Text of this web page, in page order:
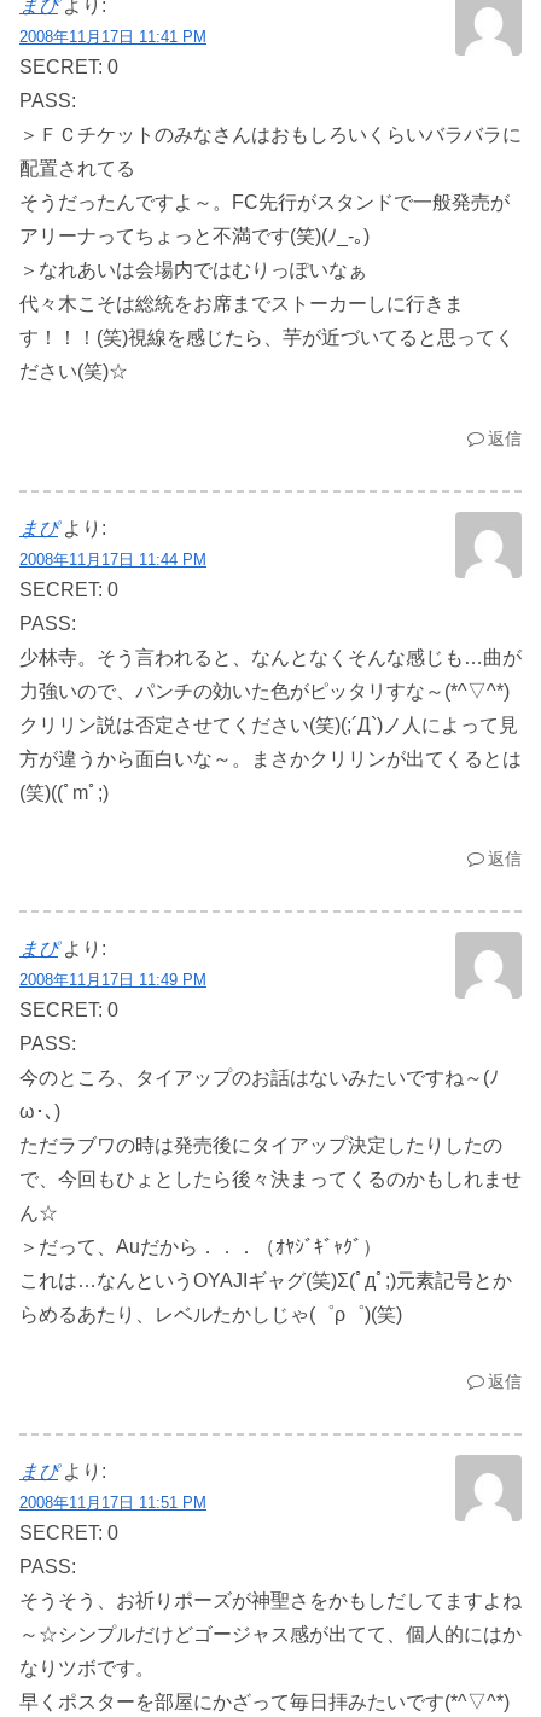
まぴ より:
2008年11月17日 11:41 PM
SECRET: 0
PASS:
＞ＦＣチケットのみなさんはおもしろいくらいバラバラに
配置されてる
そうだったんですよ～。FC先行がスタンドで一般発売が
アリーナってちょっと不満です(笑)(ﾉ_-｡)
＞なれあいは会場内ではむりっぽいなぁ
代々木こそは総統をお席までストーカーしに行きま
す！！！(笑)視線を感じたら、芋が近づいてると思ってく
ださい(笑)☆
返信
まぴ より:
2008年11月17日 11:44 PM
SECRET: 0
PASS:
少林寺。そう言われると、なんとなくそんな感じも…曲が
力強いので、パンチの効いた色がピッタリすな～(*^▽^*)
クリリン説は否定させてください(笑)(;´Д`)ノ人によって見
方が違うから面白いな～。まさかクリリンが出てくるとは
(笑)((ﾟmﾟ;)
返信
まぴ より:
2008年11月17日 11:49 PM
SECRET: 0
PASS:
今のところ、タイアップのお話はないみたいですね～(ﾉ
ω･､)
ただラブワの時は発売後にタイアップ決定したりしたの
で、今回もひょとしたら後々決まってくるのかもしれませ
ん☆
＞だって、Auだから．．．（ｵﾔｼﾞｷﾞｬｸﾞ）
これは…なんというOYAJIギャグ(笑)Σ(ﾟдﾟ;)元素記号とか
らめるあたり、レベルたかしじゃ(゜ρ゜)(笑)
返信
まぴ より:
2008年11月17日 11:51 PM
SECRET: 0
PASS:
そうそう、お祈りポーズが神聖さをかもしだしてますよね
～☆シンプルだけどゴージャス感が出てて、個人的にはか
なりツボです。
早くポスターを部屋にかざって毎日拝みたいです(*^▽^*)